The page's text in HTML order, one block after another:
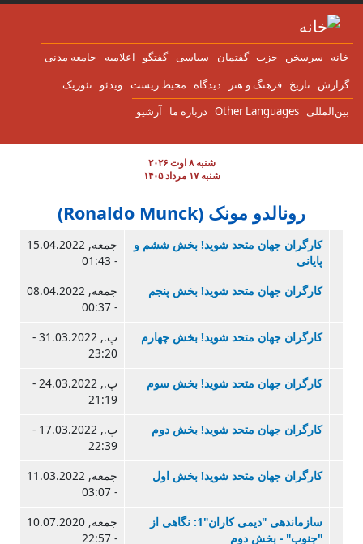
به محتوای اصلی
سرسخن حزب گفتمان سياسی گفتگو اعلاميه جامعه مدنی
تاریخ فرهنگ و هنر دیدگاه محیط زیست ویدئو تئوریک
Other Languages درباره ما آرشیو
شنبه ۸ اوت ۲۰۲۶
شنبه ۱۷ مرداد ۱۴۰۵
رونالدو مونک (Ronaldo Munck)
کارگران جهان متحد شوید! بخش ششم و
پایانی
جمعه, 15.04.2022
کارگران جهان متحد شوید! بخش پنجم
جمعه, 08.04.2022
کارگران جهان متحد شوید! بخش چهارم
پ., 31.03.2022 -
23:20
کارگران جهان متحد شوید! بخش سوم
پ., 24.03.2022 -
21:19
کارگران جهان متحد شوید! بخش دوم
پ., 17.03.2022 -
22:39
کارگران جهان متحد شوید! بخش اول
جمعه, 11.03.2022
سازماندهی "دیمی کاران"1: نگاهی از
"جنوب" - بخش دوم
جمعه, 10.07.2020